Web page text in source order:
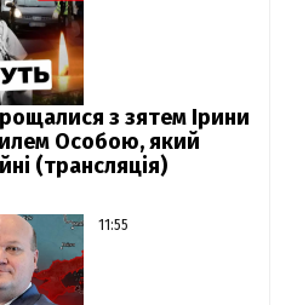
з зятем Ірини
Особою, який
(трансляція)
11:55